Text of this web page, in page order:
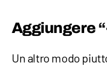
Aggiungere
Un altro modo